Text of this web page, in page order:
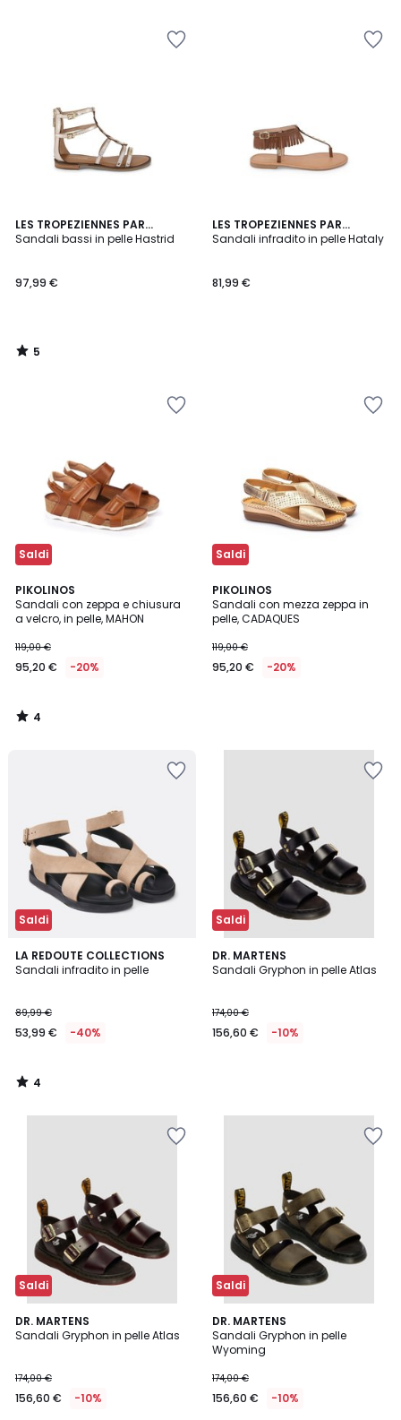
LES TROPEZIENNES PAR
M.BELARBI
Sandali bassi in pelle Hastrid
97,99 €
5
/
5
/
LES TROPEZIENNES PAR
M.BELARBI
Sandali infradito in pelle Hataly
81,99 €
Saldi
PIKOLINOS
Sandali con zeppa e chiusura
a velcro, in pelle, MAHON
119,00 €
95,20 € -20%
4
/
5
4
/
Saldi
PIKOLINOS
Sandali con mezza zeppa in
pelle, CADAQUES
119,00 €
95,20 € -20%
Saldi
LA REDOUTE COLLECTIONS
Sandali infradito in pelle
89,99 €
53,99 € -40%
4
/
4
/
Saldi
DR. MARTENS
Sandali Gryphon in pelle Atlas
174,00 €
156,60 € -10%
Saldi
DR. MARTENS
Sandali Gryphon in pelle Atlas
174,00 €
156,60 € -10%
3,8
/ 5
Saldi
DR. MARTENS
Sandali Gryphon in pelle
Wyoming
174,00 €
156,60 € -10%
3,7
/ 5